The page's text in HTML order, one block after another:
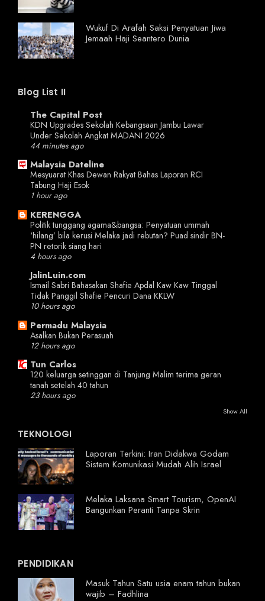
Wukuf Di Arafah Saksi Penyatuan Jiwa
Jemaah Haji Seantero Dunia
Blog List II
The Capital Post
KDN Upgrades Sekolah Kebangsaan Jambu Lawar
Under Sekolah Angkat MADANI 2026
44 minutes ago
Malaysia Dateline
Mesyuarat Khas Dewan Rakyat Bahas Laporan RCI
Tabung Haji Esok
1 hour ago
KERENGGA
Politik tunggang agama&bangsa: Penyatuan ummah
‘hilang’ bila kerusi Melaka jadi rebutan? Puad sindir BN-
PN retorik siang hari
4 hours ago
JalinLuin.com
Ismail Sabri Bahasakan Shafie Apdal Kaw Kaw Tinggal
Tidak Panggil Shafie Pencuri Dana KKLW
10 hours ago
Permadu Malaysia
Asalkan Bukan Perasuah
12 hours ago
Tun Carlos
120 keluarga setinggan di Tanjung Malim terima geran
tanah setelah 40 tahun
23 hours ago
Show All
TEKNOLOGI
Laporan Terkini: Iran Didakwa Godam
Sistem Komunikasi Mudah Alih Israel
Melaka Laksana Smart Tourism, OpenAI
Bangunkan Peranti Tanpa Skrin
PENDIDIKAN
Masuk Tahun Satu usia enam tahun bukan
wajib – Fadhlina